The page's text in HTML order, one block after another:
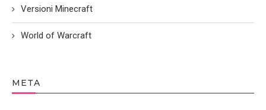
Versioni Minecraft
World of Warcraft
META